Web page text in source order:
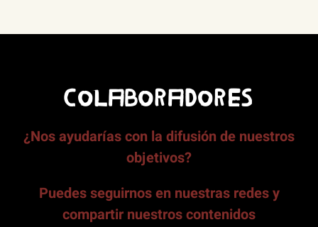
COLABORADORES
¿Nos ayudarías con la difusión de nuestros
objetivos?
Puedes seguirnos en nuestras redes y
compartir nuestros contenidos